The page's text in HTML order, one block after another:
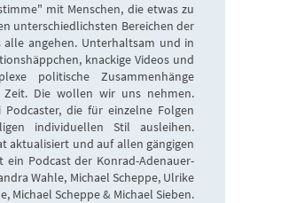
mit Menschen, die etwas zu
unterschiedlichsten Bereichen der
alle angehen. Unterhaltsam und in
knackige Videos und
politische Zusammenhänge
Zeit. Die wollen wir uns nehmen.
die für einzelne Folgen
individuellen Stil ausleihen.
aktualisiert und auf allen gängigen
Podcast der Konrad-Adenauer-
Wahle, Michael Scheppe, Ulrike
Michael Scheppe & Michael Sieben.